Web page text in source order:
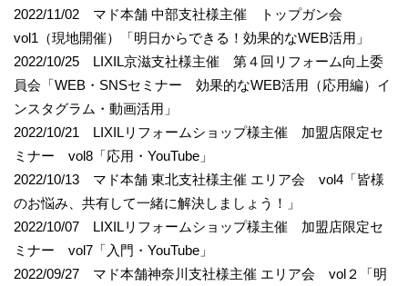
2022/11/02 マド本舗 中部支社様主催 トップガン会
vol1（現地開催）「明日からできる！効果的なWEB活用」
2022/10/25 LIXIL京滋支社様主催 第４回リフォーム向上委
員会「WEB・SNSセミナー 効果的なWEB活用（応用編）イ
ンスタグラム・動画活用」
2022/10/21 LIXILリフォームショップ様主催 加盟店限定セ
ミナー vol8「応用・YouTube」
2022/10/13 マド本舗 東北支社様主催 エリア会 vol4「皆様
のお悩み、共有して一緒に解決しましょう！」
2022/10/07 LIXILリフォームショップ様主催 加盟店限定セ
ミナー vol7「入門・YouTube」
2022/09/27 マド本舗神奈川支社様主催 エリア会 vol２「明